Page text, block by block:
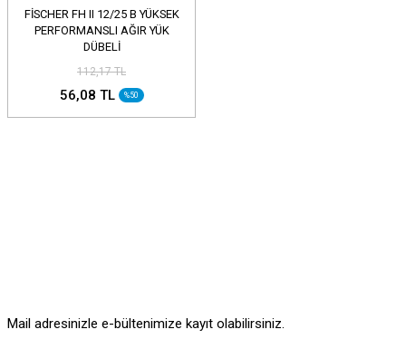
FİSCHER FH II 12/25 B YÜKSEK
PERFORMANSLI AĞIR YÜK
DÜBELİ
112,17 TL
56,08 TL %50
Mail adresinizle e-bültenimize kayıt olabilirsiniz.